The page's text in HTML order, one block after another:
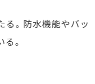
る。防水機能やバッ
。